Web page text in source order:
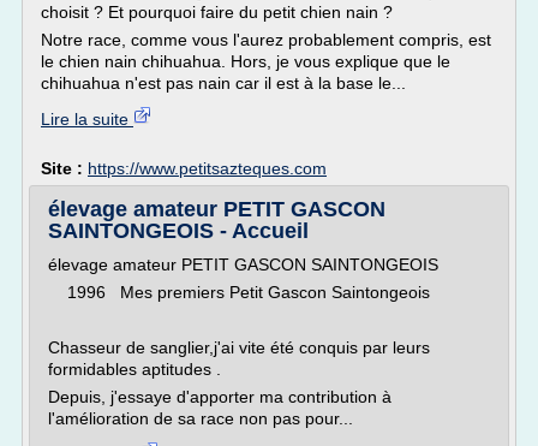
choisit ? Et pourquoi faire du petit chien nain ?
Notre race, comme vous l'aurez probablement compris, est
le chien nain chihuahua. Hors, je vous explique que le
chihuahua n'est pas nain car il est à la base le...
Lire la suite
Site : https://www.petitsazteques.com
élevage amateur PETIT GASCON
SAINTONGEOIS - Accueil
élevage amateur PETIT GASCON SAINTONGEOIS
1996 Mes premiers Petit Gascon Saintongeois
Chasseur de sanglier,j'ai vite été conquis par leurs
formidables aptitudes .
Depuis, j'essaye d'apporter ma contribution à
l'amélioration de sa race non pas pour...